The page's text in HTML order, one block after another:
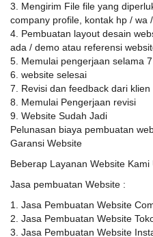
3. Mengirim File file yang
company profile, kontak hp / wa
4. Pembuatan layout desain
ada / demo atau referensi
5. Memulai pengerjaan selama
6. website selesai
7. Revisi dan feedback dari klien
8. Memulai Pengerjaan revisi
9. Website Sudah Jadi
Pelunasan biaya pembuatan
Garansi Website
Beberap Layanan Website
Jasa pembuatan Website :
1. Jasa Pembuatan Website
2. Jasa Pembuatan Website
3. Jasa Pembuatan Website